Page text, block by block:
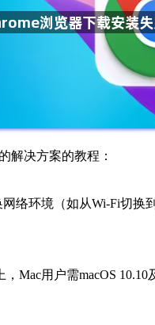
解决方案的教程：
络环境（如从Wi-Fi切
Mac用户需macOS